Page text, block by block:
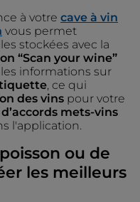
à votre cave à vin
vous permet
stockées avec la
“Scan your wine”
informations sur
, ce qui
des vins pour votre
mets-vins
l'application.
ou de
les meilleurs